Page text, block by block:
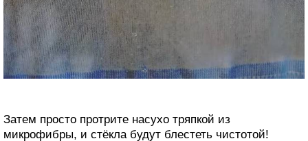
Затем просто протрите насухо тряпкой из
микрофибры, и стёкла будут блестеть чистотой!